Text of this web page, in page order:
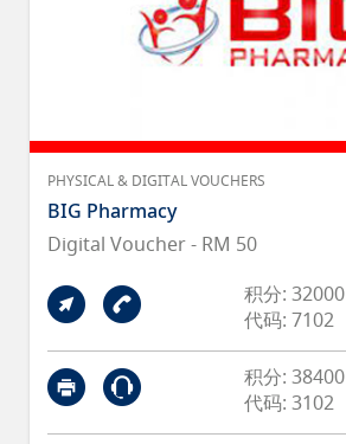
PHYSICAL & DIGITAL VOUCHERS
BIG Pharmacy
Digital Voucher - RM 50
积分: 32000
代码: 7102
积分: 38400
代码: 3102